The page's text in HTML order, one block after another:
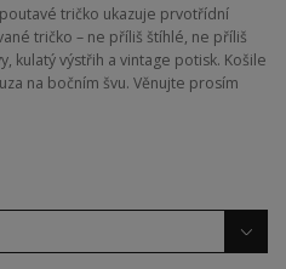
poutavé tričko ukazuje prvotřídní
tričko – ne příliš štíhlé, ne příliš
kulatý výstřih a vintage potisk. Košile
na bočním švu. Věnujte prosím